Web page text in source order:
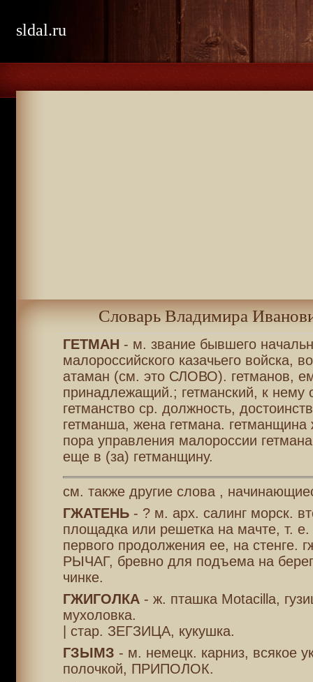
sldal.ru
Словарь Владимира
ГЕТМАН - м. звание бывшего
малороссийского казачьего войска,
атаман (см. это СЛОВО). гетманов,
принадлежащий.; гетманский, к нему
гетманство ср. должность,
гетманша, жена гетмана.
пора управления малороссии
еще в (за) гетманщину.
см. также другие слова ,
ГЖАТЕНЬ- ? м. арх. салинг морск.
площадка или решетка на мачте, т. е.
первого продолжения ее, на стенге.
РЫЧАГ, бревно для подъема на
чинке.
ГЖИГОЛКА- ж. пташка Motacilla,
мухоловка.
| стар. ЗЕГЗИЦА, кукушка.
ГЗЫМЗ - м. немецк. карниз, всякое
полочкой, ПРИПОЛОК.